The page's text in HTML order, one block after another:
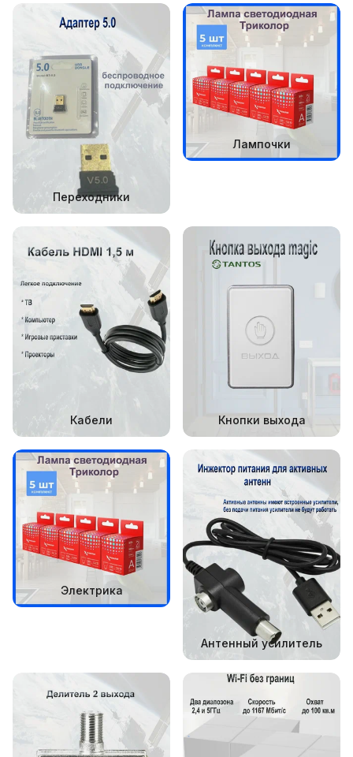
Переходники
Лампочки
Кабели Кнопки выхода
Электрика
Антенный усилитель